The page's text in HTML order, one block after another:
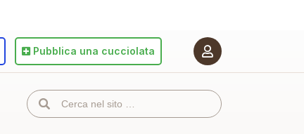
Pubblica una cucciolata